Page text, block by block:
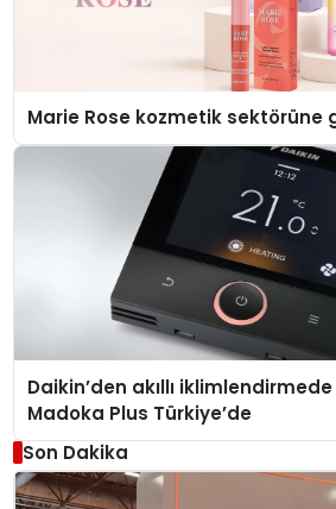
Marie Rose kozmetik sektörüne
Daikin’den akıllı
Madoka Plus Türkiye’de
Son Dakika